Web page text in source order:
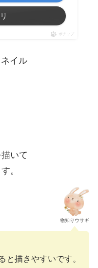
ポチップ
いて
。
物知りウサギ
と描きやすいです。